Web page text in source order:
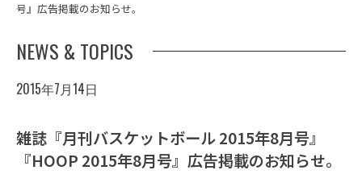
号』広告掲載のお知らせ。
NEWS & TOPICS
2015年7月14日
雑誌『月刊バスケットボール 2015年8月号』
『HOOP 2015年8月号』広告掲載のお知らせ。